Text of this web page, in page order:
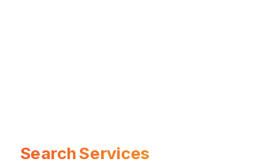
Search Services